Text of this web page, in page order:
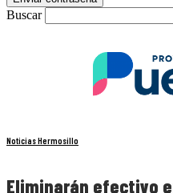
Buscar
Noticias Hermosillo
Eliminarán efectivo